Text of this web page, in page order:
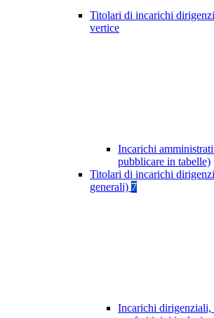
Titolari di incarichi
vertice
Incarichi
pubblicare in tabelle)
Titolari di incarichi
generali) 7
Incarichi dirigenziali,